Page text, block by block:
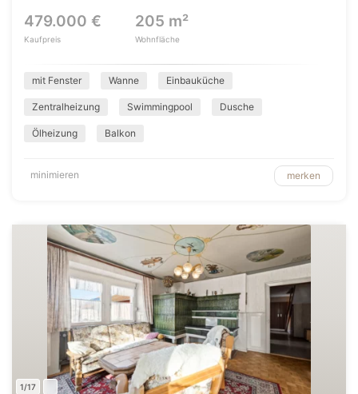
479.000 €
Kaufpreis
205 m²
Wohnfläche
mit Fenster Wanne Einbauküche
Zentralheizung Swimmingpool Dusche
Ölheizung Balkon
minimieren merken
1/17